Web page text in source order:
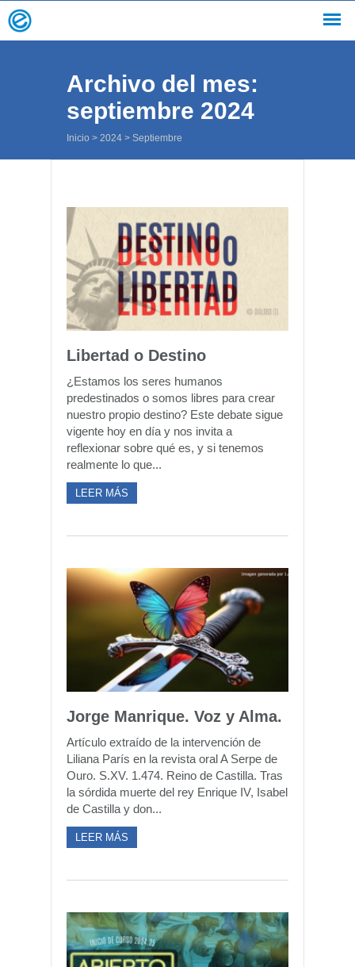
Archivo del mes:
septiembre 2024
Inicio > 2024 > Septiembre
Libertad o Destino
¿Estamos los seres humanos
predestinados o somos libres para crear
nuestro propio destino? Este debate sigue
vigente hoy en día y nos invita a
reflexionar sobre qué es, y si tenemos
realmente lo que...
LEER MÁS
Jorge Manrique. Voz y Alma.
Artículo extraído de la intervención de
Liliana París en la revista oral A Serpe de
Ouro. S.XV. 1.474. Reino de Castilla. Tras
la sórdida muerte del rey Enrique IV, Isabel
de Castilla y don...
LEER MÁS